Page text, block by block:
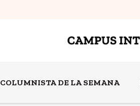
COLUMNISTA DE LA SEMANA